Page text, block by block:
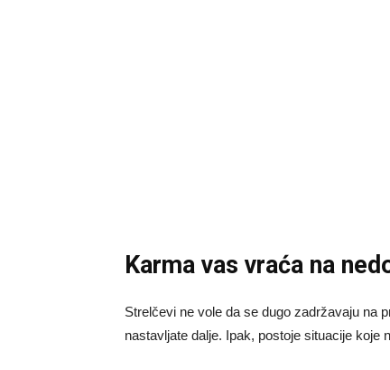
Karma vas vraća na
Strelčevi ne vole da se dugo zadržavaju na
nastavljate dalje. Ipak, postoje situacije koje